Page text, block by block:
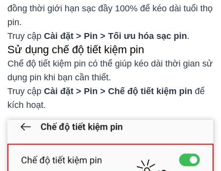
đồng thời giới hạn sạc đầy 100% để kéo dài tuổi thọ
pin.
Truy cập Cài đặt > Pin > Tối ưu hóa sạc pin.
Sử dụng chế độ tiết kiệm pin
Chế độ tiết kiệm pin có thể giúp kéo dài thời gian sử
dụng pin khi bạn cần thiết.
Truy cập Cài đặt > Pin > Chế độ tiết kiệm pin để
kích hoạt.